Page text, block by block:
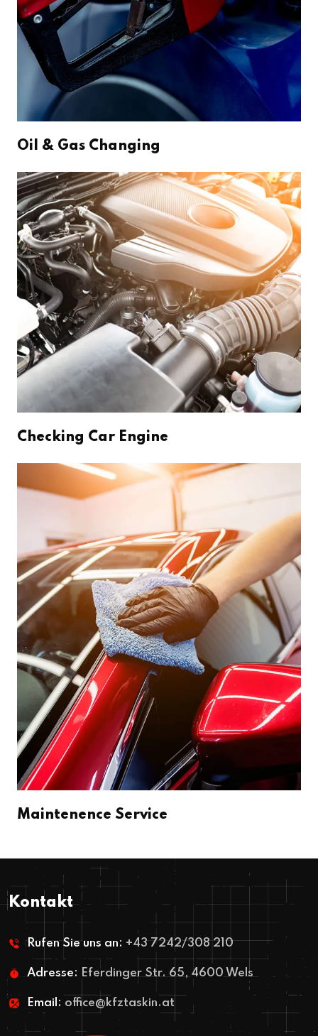
Oil & Gas Changing
Checking Car Engine
Maintenence Service
Kontakt
Rufen Sie uns an: +43 7242/308 210
Adresse: Eferdinger Str. 65, 4600 Wels
Email: office@kfztaskin.at